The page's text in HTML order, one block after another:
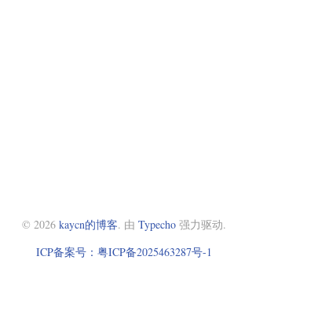
© 2026 kaycn的博客. 由 Typecho 强力驱动.
ICP备案号：粤ICP备2025463287号-1